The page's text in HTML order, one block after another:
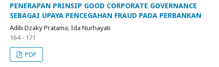
PENERAPAN PRINSIP GOOD CORPORATE GOVERNANCE
SEBAGAI UPAYA PENCEGAHAN FRAUD PADA PERBANKAN
Adib Dzaky Pratama, Ida Nurhayati
164 - 171
PDF